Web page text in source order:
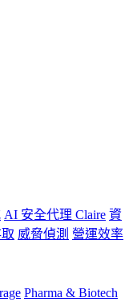
AI 安全代理 Claire 資
威脅偵測 營運效率
Pharma & Biotech